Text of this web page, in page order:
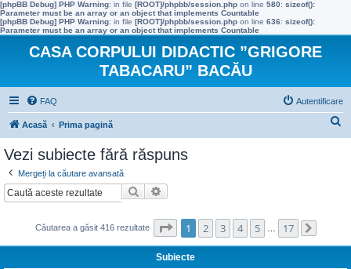
[phpBB Debug] PHP Warning: in file [ROOT]/phpbb/session.php on line 580: sizeof():
Parameter must be an array or an object that implements Countable
[phpBB Debug] PHP Warning: in file [ROOT]/phpbb/session.php on line 636: sizeof():
Parameter must be an array or an object that implements Countable
CASA CORPULUI DIDACTIC ”GRIGORE
TABACARU” BACĂU
FAQ Autentificare
Acasă Prima pagină
Vezi subiecte fără răspuns
Mergeți la căutare avansată
Căutare
Căutarea a găsit 416 rezultate Pagina1 din 17
1 2 3 4 5 17
Subiecte